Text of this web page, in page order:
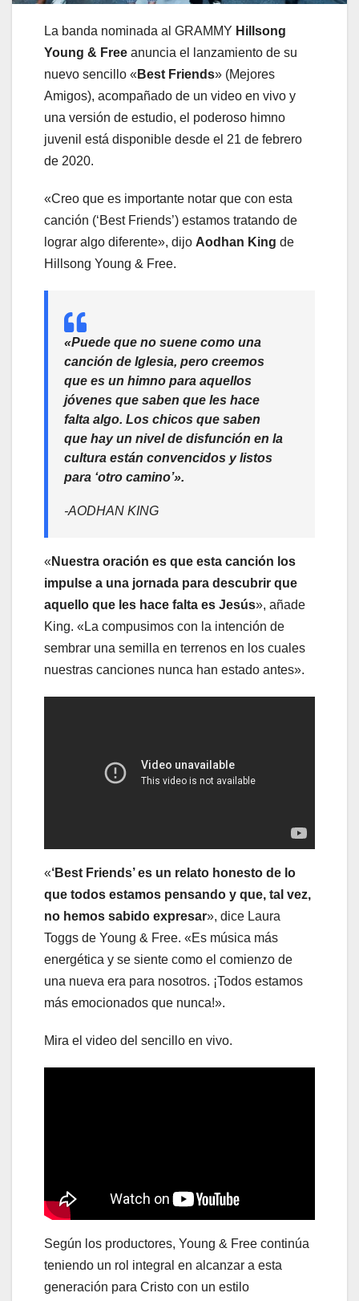
La banda nominada al GRAMMY Hillsong
Young & Free anuncia el lanzamiento de su
nuevo sencillo « Best Friends» (Mejores
Amigos), acompañado de un video en vivo y
una versión de estudio, el poderoso himno
juvenil está disponible desde el 21 de febrero
de 2020.
«Creo que es importante notar que con esta
canción (‘Best Friends’) estamos tratando de
lograr algo diferente», dijo Aodhan King de
Hillsong Young & Free.
«Puede que no suene como una
canción de Iglesia, pero creemos
que es un himno para aquellos
jóvenes que saben que les hace
falta algo. Los chicos que saben
que hay un nivel de disfunción en la
cultura están convencidos y listos
para ‘otro camino’».
-AODHAN KING
« Nuestra oración es que esta canción los
impulse a una jornada para descubrir que
aquello que les hace falta es Jesús», añade
King. «La compusimos con la intención de
sembrar una semilla en terrenos en los cuales
nuestras canciones nunca han estado antes».
«‘Best Friends’ es un relato honesto de lo
que todos estamos pensando y que, tal vez,
no hemos sabido expresar», dice Laura
Toggs de Young & Free. «Es música más
energética y se siente como el comienzo de
una nueva era para nosotros. ¡Todos estamos
más emocionados que nunca!».
Mira el video del sencillo en vivo.
Según los productores, Young & Free continúa
teniendo un rol integral en alcanzar a esta
generación para Cristo con un estilo